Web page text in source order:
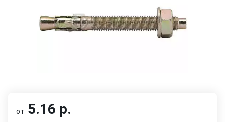
от 5.16 р.